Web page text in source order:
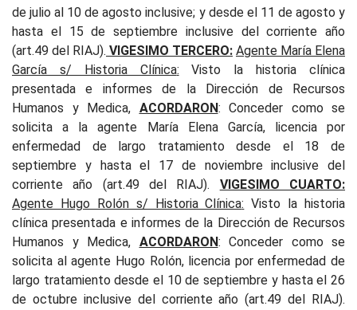
de julio al 10 de agosto inclusive; y desde el 11 de agosto y
hasta el 15 de septiembre inclusive del corriente año
(art.49 del RIAJ). VIGESIMO TERCERO: Agente María Elena
García s/ Historia Clínica: Visto la historia clínica
presentada e informes de la Dirección de Recursos
Humanos y Medica, ACORDARON: Conceder como se
solicita a la agente María Elena García, licencia por
enfermedad de largo tratamiento desde el 18 de
septiembre y hasta el 17 de noviembre inclusive del
corriente año (art.49 del RIAJ). VIGESIMO CUARTO:
Agente Hugo Rolón s/ Historia Clínica: Visto la historia
clínica presentada e informes de la Dirección de Recursos
Humanos y Medica, ACORDARON: Conceder como se
solicita al agente Hugo Rolón, licencia por enfermedad de
largo tratamiento desde el 10 de septiembre y hasta el 26
de octubre inclusive del corriente año (art.49 del RIAJ).